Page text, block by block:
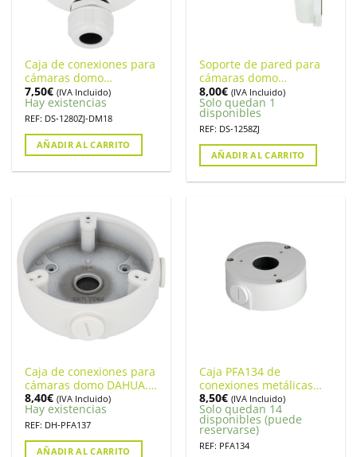
Caja de conexiones para
cámaras domo
HIKVISION. DS-1280ZJ-
DM18
7,50€ (IVA Incluido)
Hay existencias
REF: DS-1280ZJ-DM18
AÑADIR AL CARRITO
Soporte de pared para
cámaras domo
HIKVISION. DS-1258ZJ
8,00€ (IVA Incluido)
Solo quedan 1
disponibles
REF: DS-1258ZJ
AÑADIR AL CARRITO
Caja de conexiones para
cámaras domo DAHUA.
DH-PFA137
8,40€ (IVA Incluido)
Hay existencias
REF: DH-PFA137
AÑADIR AL CARRITO
Caja PFA134 de
conexiones metálicas
para cámara Dahua
8,50€ (IVA Incluido)
Solo quedan 14
disponibles (puede
reservarse)
REF: PFA134